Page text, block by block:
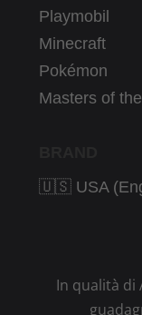
Playmobil
Minecraft
Pokémon
Masters of
🇺🇸 USA
In qualità di